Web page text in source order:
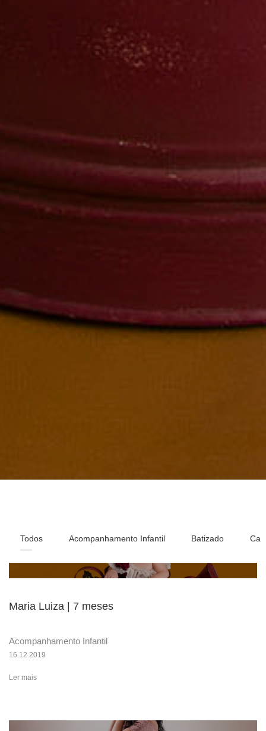
Todos Acompanhamento Infantil Batizado
Maria Luiza | 7 meses
Acompanhamento Infantil
16.12.2019
Ler mais